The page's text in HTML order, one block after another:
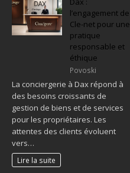
l’engagement de
Cle-net pour une
pratique
responsable et
éthique
Povoski
La conciergerie à Dax répond à
des besoins croissants de
gestion de biens et de services
pour les propriétaires. Les
attentes des clients évoluent
vers…
Lire la suite